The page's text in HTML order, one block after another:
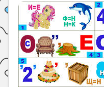
ГДЗ
Праздники
Психология
Летом!
Поиск